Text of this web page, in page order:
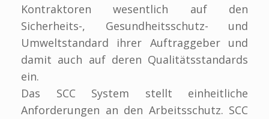
Kontraktoren wesentlich auf den
Sicherheits-, Gesundheitsschutz- und
Umweltstandard ihrer Auftraggeber und
damit auch auf deren Qualitätsstandards
ein.
Das SCC System stellt einheitliche
Anforderungen an den Arbeitsschutz. SCC